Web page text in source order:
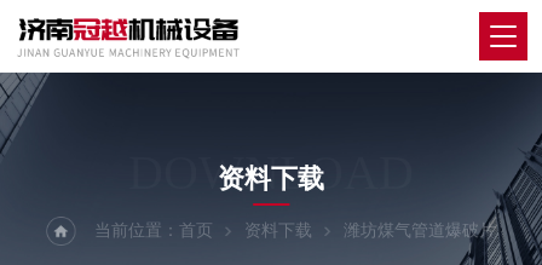
DOWNLOAD
资料下载
当前位置： 首页 资料下载 潍坊煤气管道爆破片